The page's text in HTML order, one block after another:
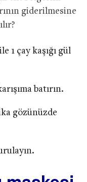
giderilmesine
1 çay kaşığı gül
batırın.
gözünüzde